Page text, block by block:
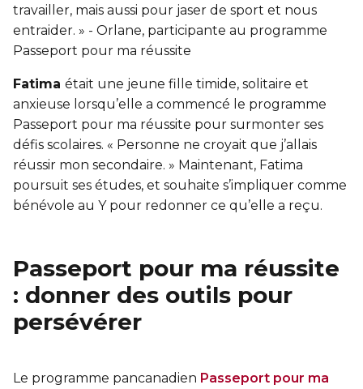
Entraînement privé
Activités et sports au gymnase
Tennis Victoria (Québec)
ACTIVITÉS AQUATIQUES
Piscine
Cours de natation pour adultes
Cours d'aquaforme
Sauvetage
FORFAITS FAMILLE, ÉCOLE ET ENTREPRISE
Hébergement et location d'équipements
Transition primaire-secondaire
ENGAGEMENT ET LEADERSHIP
Leadership environnemental C-Vert
Café coop
Coop d'initiation à l'entrepreneuriat collectif
SPORTS
Cours de natation pour enfants
En sortant de détention
Voir tout
HÉBERGEMENT TEMPORAIRE
Résidence YMCA Tupper
Résidence YMCA Port-Royal
travailler, mais aussi pour jaser de sport et nous
entraider. » - Orlane, participante au programme
Passeport pour ma réussite
Fatima était une jeune fille timide, solitaire et
anxieuse lorsqu’elle a commencé le programme
Passeport pour ma réussite pour surmonter ses
défis scolaires. « Personne ne croyait que j’allais
réussir mon secondaire. » Maintenant, Fatima
poursuit ses études, et souhaite s’impliquer comme
bénévole au Y pour redonner ce qu’elle a reçu.
Passeport pour ma réussite
: donner des outils pour
persévérer
Le programme pancanadien Passeport pour ma